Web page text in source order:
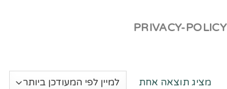
PRIVACY-POLICY
מציג תוצאה אחת